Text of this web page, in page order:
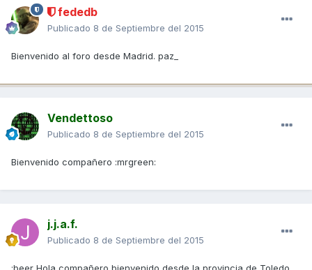
fededb
Publicado 8 de Septiembre del 2015
Bienvenido al foro desde Madrid. paz_
Vendettoso
Publicado 8 de Septiembre del 2015
Bienvenido compañero :mrgreen:
j.j.a.f.
Publicado 8 de Septiembre del 2015
:beer Hola compañero bienvenido desde la provincia de Toledo.